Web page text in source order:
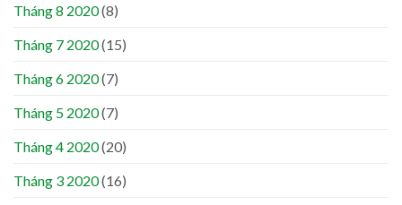
Tháng 8 2020(8)
Tháng 7 2020(15)
Tháng 6 2020(7)
Tháng 5 2020(7)
Tháng 4 2020(20)
Tháng 3 2020(16)